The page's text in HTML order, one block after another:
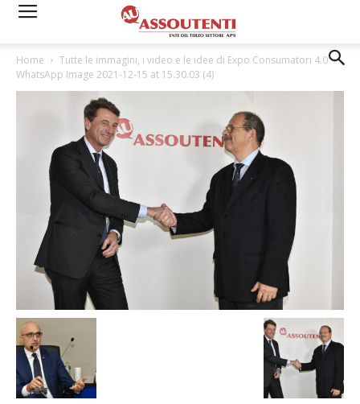
Home
Tutte le immagini, i video e le idee di Expo Consumatori 4.0
WhatsApp Image 2021-12-15 at 15.30.03 (4)